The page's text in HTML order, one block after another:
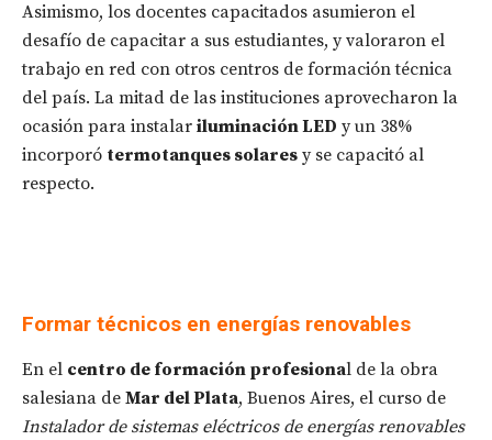
Asimismo, los docentes capacitados asumieron el
desafío de capacitar a sus estudiantes, y valoraron el
trabajo en red con otros centros de formación técnica
del país. La mitad de las instituciones aprovecharon la
ocasión para instalar iluminación LED y un 38%
incorporó termotanques solares y se capacitó al
respecto.
Formar técnicos en energías renovables
En el centro de formación profesional de la obra
salesiana de Mar del Plata, Buenos Aires, el curso de
Instalador de sistemas eléctricos de energías renovables